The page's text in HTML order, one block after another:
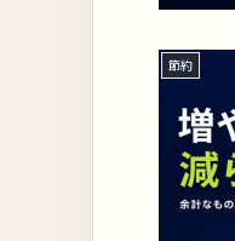
節約